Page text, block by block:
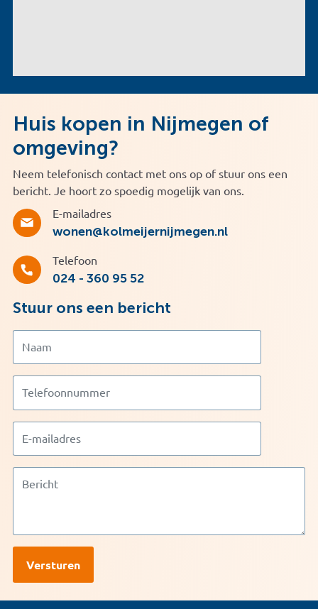
Huis kopen in Nijmegen of
omgeving?
Neem telefonisch contact met ons op of stuur ons een
bericht. Je hoort zo spoedig mogelijk van ons.
E-mailadres
wonen@kolmeijernijmegen.nl
Telefoon
024 - 360 95 52
Stuur ons een bericht